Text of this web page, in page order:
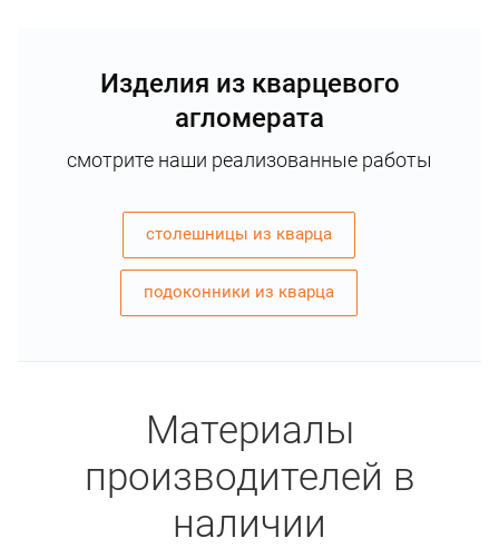
Изделия из кварцевого
агломерата
смотрите наши реализованные работы
столешницы из кварца
подоконники из кварца
Материалы
производителей в
наличии